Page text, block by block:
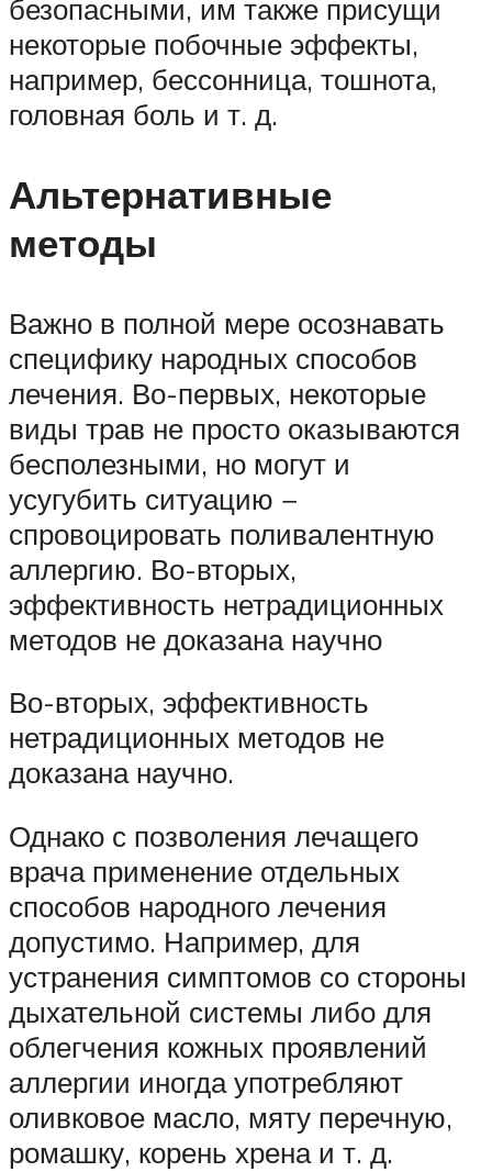
безопасными, им также присущи
некоторые побочные эффекты,
например, бессонница, тошнота,
головная боль и т. д.
Альтернативные
методы
Важно в полной мере осознавать
специфику народных способов
лечения. Во-первых, некоторые
виды трав не просто оказываются
бесполезными, но могут и
усугубить ситуацию −
спровоцировать поливалентную
аллергию. Во-вторых,
эффективность нетрадиционных
методов не доказана научно
Во-вторых, эффективность
нетрадиционных методов не
доказана научно.
Однако с позволения лечащего
врача применение отдельных
способов народного лечения
допустимо. Например, для
устранения симптомов со стороны
дыхательной системы либо для
облегчения кожных проявлений
аллергии иногда употребляют
оливковое масло, мяту перечную,
ромашку, корень хрена и т. д.